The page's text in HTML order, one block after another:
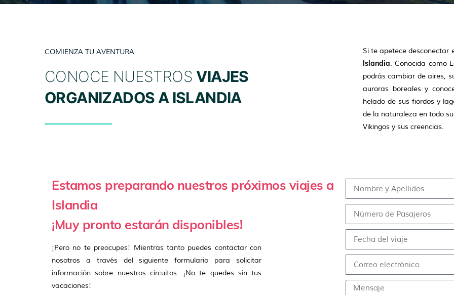
COMIENZA TU AVENTURA
CONOCE NUESTROSVIAJES
ORGANIZADOS A ISLANDIA
Si te apetece desconectar
Islandia. Conocida como
podrás cambiar de aires,
auroras boreales y
helado de sus fiordos y
de la naturaleza en todo
Vikingos y sus creencias.
Estamos preparando nuestros próximos viajes a
Islandia
¡Muy pronto estarán disponibles!
¡Pero no te preocupes! Mientras tanto puedes contactar con
nosotros a través del siguiente formulario para solicitar
información sobre nuestros circuitos. ¡No te quedes sin tus
vacaciones!